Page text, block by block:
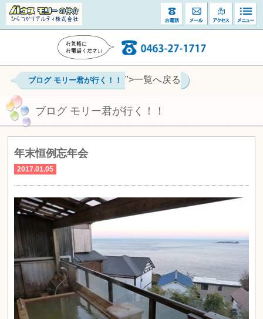
ブログ モリー君が行く！！ ">一覧へ戻る
ブログ モリー君が行く！！
年末恒例忘年会
2017.01.05